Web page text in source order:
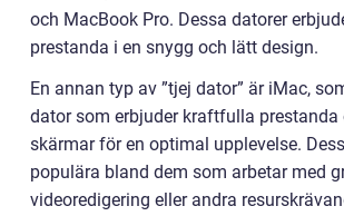
och MacBook Pro. Dessa datorer
prestanda i en snygg och lätt design.
En annan typ av ”tjej dator” är iMac,
dator som erbjuder kraftfulla prestanda
skärmar för en optimal upplevelse.
populära bland dem som arbetar med
videoredigering eller andra